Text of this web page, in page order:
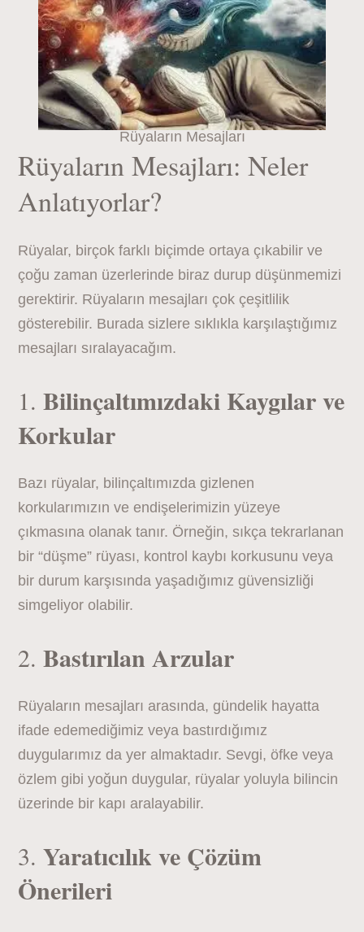
Rüyaların Mesajları
Rüyaların Mesajları: Neler
Anlatıyorlar?
Rüyalar, birçok farklı biçimde ortaya çıkabilir ve
çoğu zaman üzerlerinde biraz durup düşünmemizi
gerektirir. Rüyaların mesajları çok çeşitlilik
gösterebilir. Burada sizlere sıklıkla karşılaştığımız
mesajları sıralayacağım.
1.Bilinçaltımızdaki Kaygılar ve
Korkular
Bazı rüyalar, bilinçaltımızda gizlenen
korkularımızın ve endişelerimizin yüzeye
çıkmasına olanak tanır. Örneğin, sıkça tekrarlanan
bir “düşme” rüyası, kontrol kaybı korkusunu veya
bir durum karşısında yaşadığımız güvensizliği
simgeliyor olabilir.
2.Bastırılan Arzular
Rüyaların mesajları arasında, gündelik hayatta
ifade edemediğimiz veya bastırdığımız
duygularımız da yer almaktadır. Sevgi, öfke veya
özlem gibi yoğun duygular, rüyalar yoluyla bilincin
üzerinde bir kapı aralayabilir.
3.Yaratıcılık ve Çözüm
Önerileri